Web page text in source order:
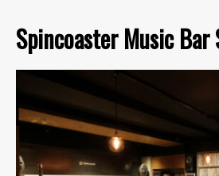
Spincoaster Music